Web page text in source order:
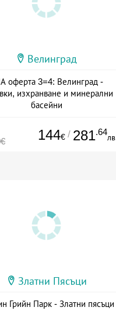
Велинград
оферта 3=4: Велинград -
изхранване и минерални
басейни
144€ / 281.64
лв.
Златни Пясъци
Грийн Парк - Златни пясъци